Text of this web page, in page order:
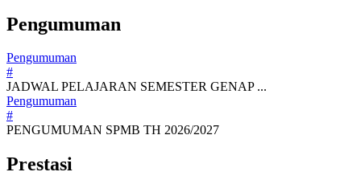
Pengumuman
Pengumuman
#
JADWAL PELAJARAN SEMESTER GENAP ...
Pengumuman
#
PENGUMUMAN SPMB TH 2026/2027
Prestasi